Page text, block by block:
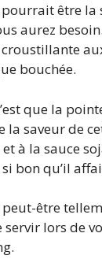
être la
aurez
bouchée.
que la
la saveur de
à la sauce
bon qu’il
peut-être
servir lors de